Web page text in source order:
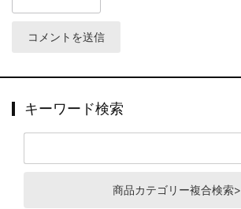
キーワード検索
商品カテゴリー複合検索>